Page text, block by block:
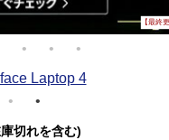
【最終
切れを含む)